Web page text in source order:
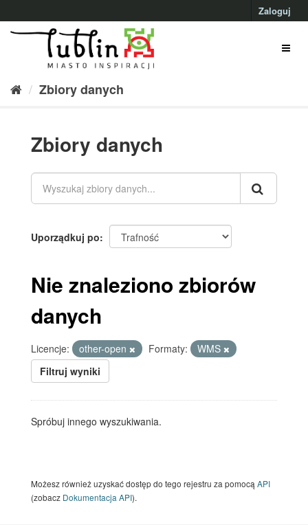
do
treści
Zaloguj
Zbiory danych
Zbiory danych
Uporządkuj po
Nie znaleziono zbiorów
danych
Licencje: other-open Formaty:
WMS
Filtruj wyniki
Spróbuj innego wyszukiwania.
Możesz również uzyskać dostęp do tego rejestru za pomocą API
(zobacz Dokumentacja API).